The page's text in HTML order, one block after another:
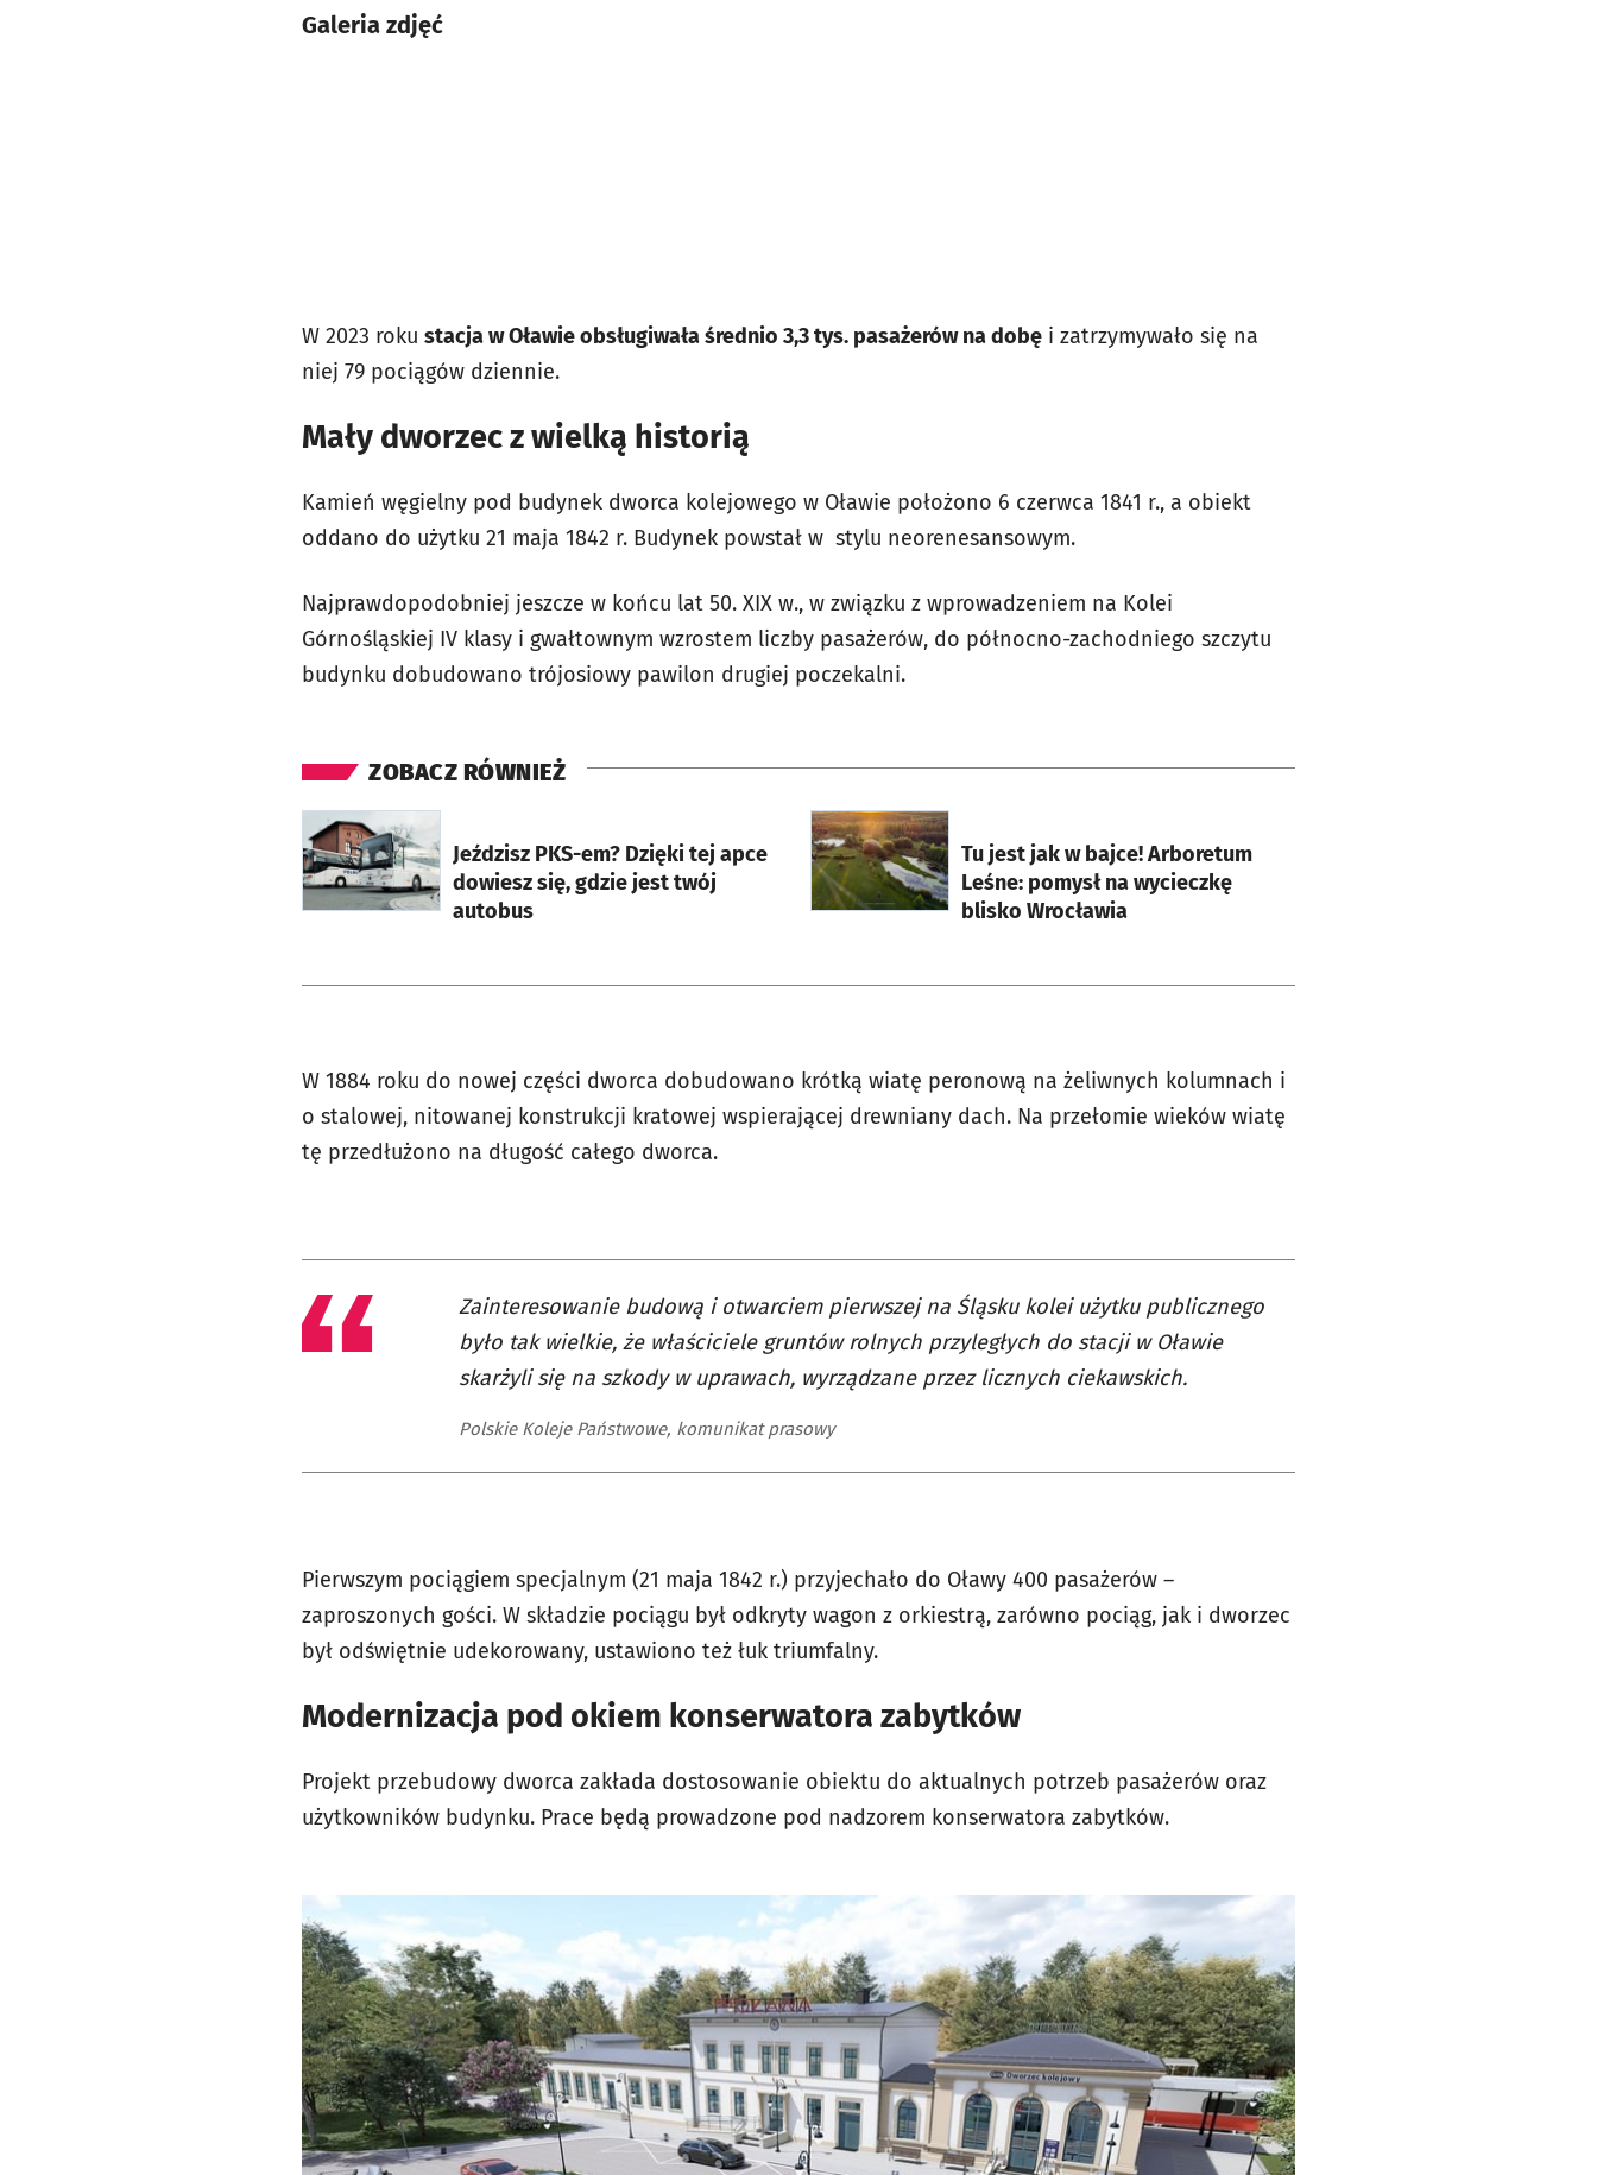
Galeria zdjęć
W 2023 roku stacja w Oławie obsługiwała średnio 3,3 tys. pasażerów na dobę i zatrzymywało się na
niej 79 pociągów dziennie.
Mały dworzec z wielką historią
Kamień węgielny pod budynek dworca kolejowego w Oławie położono 6 czerwca 1841 r., a obiekt
oddano do użytku 21 maja 1842 r. Budynek powstał w stylu neorenesansowym.
Najprawdopodobniej jeszcze w końcu lat 50. XIX w., w związku z wprowadzeniem na Kolei
Górnośląskiej IV klasy i gwałtownym wzrostem liczby pasażerów, do północno-zachodniego szczytu
budynku dobudowano trójosiowy pawilon drugiej poczekalni.
ZOBACZ RÓWNIEŻ
Jeździsz PKS-em? Dzięki tej apce
dowiesz się, gdzie jest twój
autobus
otworzy się w nowej karcie
Tu jest jak w bajce! Arboretum
Leśne: pomysł na wycieczkę
blisko Wrocławia
otworzy się w nowej karcie
W 1884 roku do nowej części dworca dobudowano krótką wiatę peronową na żeliwnych kolumnach i
o stalowej, nitowanej konstrukcji kratowej wspierającej drewniany dach. Na przełomie wieków wiatę
tę przedłużono na długość całego dworca.
Zainteresowanie budową i otwarciem pierwszej na Śląsku kolei użytku publicznego
było tak wielkie, że właściciele gruntów rolnych przyległych do stacji w Oławie
skarżyli się na szkody w uprawach, wyrządzane przez licznych ciekawskich.
Polskie Koleje Państwowe, komunikat prasowy
Pierwszym pociągiem specjalnym (21 maja 1842 r.) przyjechało do Oławy 400 pasażerów –
zaproszonych gości. W składzie pociągu był odkryty wagon z orkiestrą, zarówno pociąg, jak i dworzec
był odświętnie udekorowany, ustawiono też łuk triumfalny.
Modernizacja pod okiem konserwatora zabytków
Projekt przebudowy dworca zakłada dostosowanie obiektu do aktualnych potrzeb pasażerów oraz
użytkowników budynku. Prace będą prowadzone pod nadzorem konserwatora zabytków.